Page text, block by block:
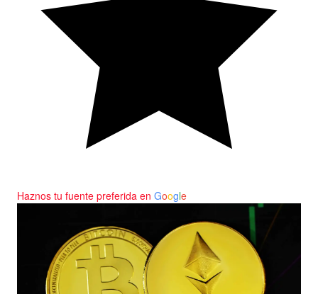
Haznos tu fuente preferida en Google